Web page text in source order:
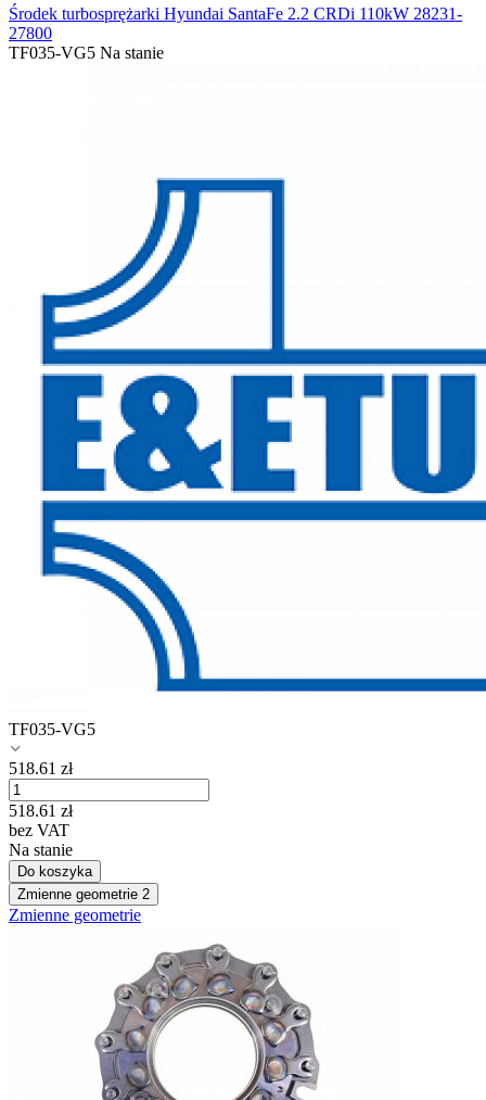
Środek turbosprężarki Hyundai SantaFe 2.2 CRDi 110kW 28231-
27800
TF035-VG5 Na stanie
TF035-VG5
518.61 zł
518.61 zł
bez VAT
Na stanie
Do koszyka
Zmienne geometrie 2
Zmienne geometrie